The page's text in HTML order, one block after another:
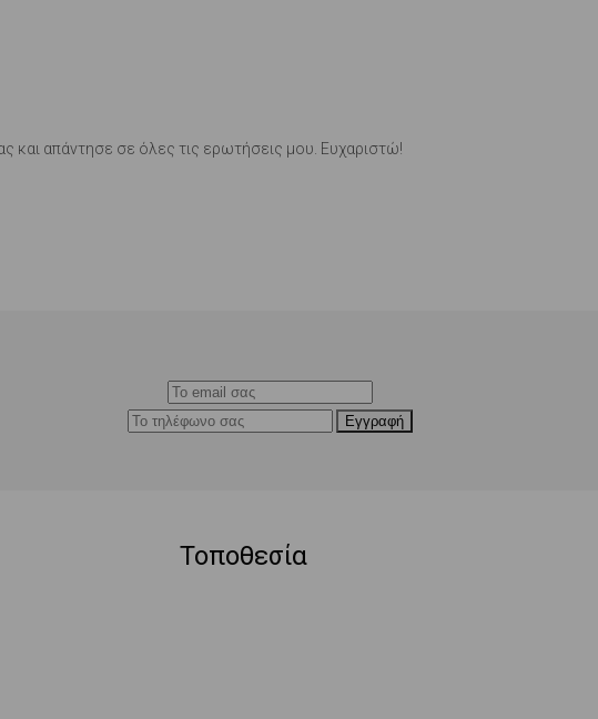
και απάντησε σε όλες τις ερωτήσεις μου. Ευχαριστώ!
Τοποθεσία